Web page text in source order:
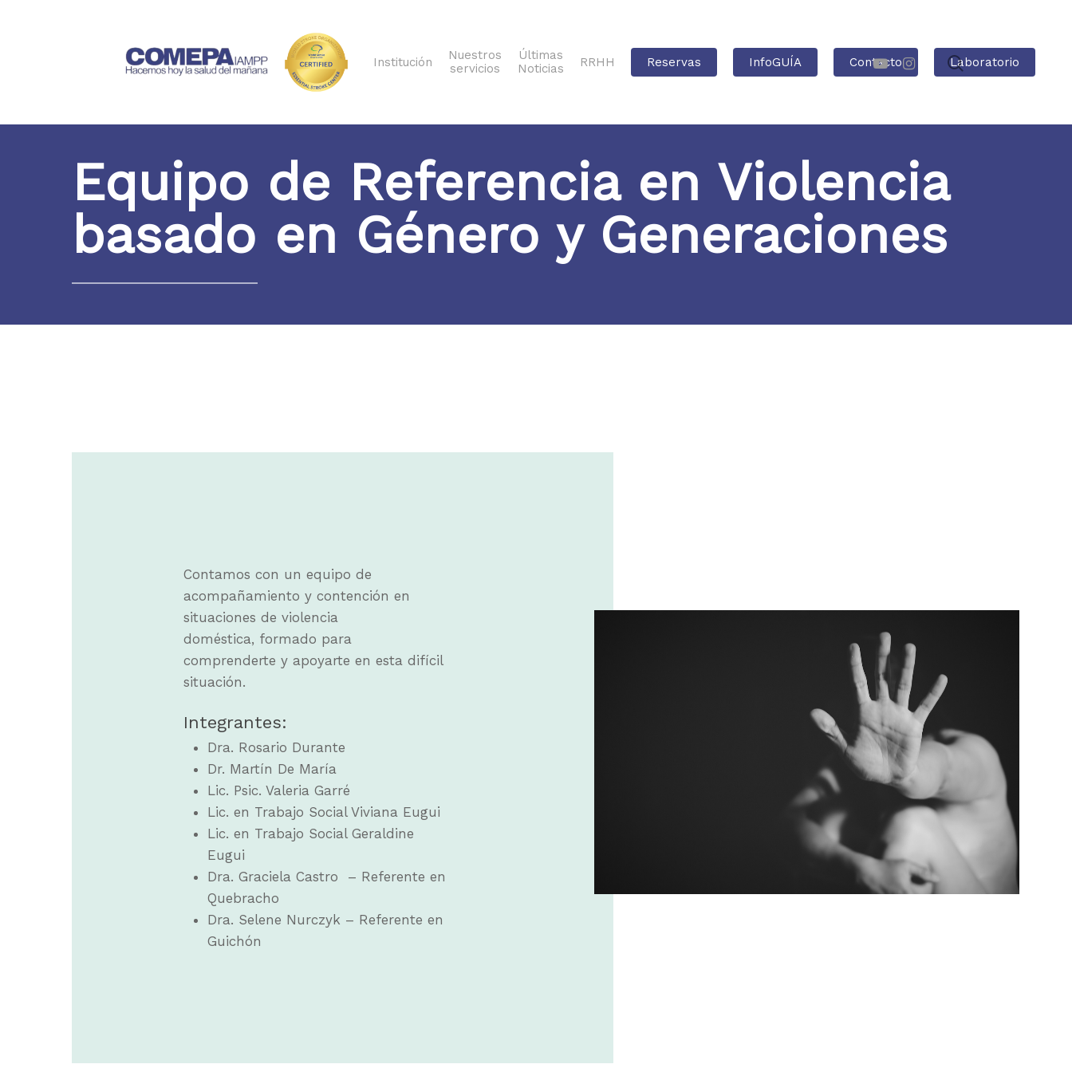
Institución
Nuestros
servicios
Últimas
Noticias
RRHH Reservas InfoGUÍA Contacto Laboratorio
Equipo de Referencia en Violencia
basado en Género y Generaciones
Contamos con un equipo de
acompañamiento y contención en
situaciones de violencia
doméstica, formado para
comprenderte y apoyarte en esta difícil
situación.
Integrantes:
Dra. Rosario Durante
Dr. Martín De María
Lic. Psic. Valeria Garré
Lic. en Trabajo Social Viviana Eugui
Lic. en Trabajo Social Geraldine
Eugui
Dra. Graciela Castro – Referente en
Quebracho
Dra. Selene Nurczyk – Referente en
Guichón